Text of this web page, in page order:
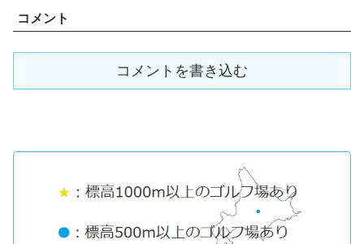
コメント
コメントを書き込む